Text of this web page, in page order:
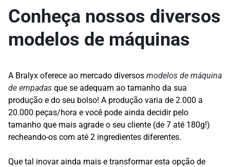
Conheça nossos diversos
modelos de máquinas
A Bralyx oferece ao mercado diversos modelos de máquina
de empadas que se adequam ao tamanho da sua
produção e do seu bolso! A produção varia de 2.000 a
20.000 peças/hora e você pode ainda decidir pelo
tamanho que mais agrade o seu cliente (de 7 até 180g!)
recheando-os com até 2 ingredientes diferentes.
Que tal inovar ainda mais e transformar esta opção de